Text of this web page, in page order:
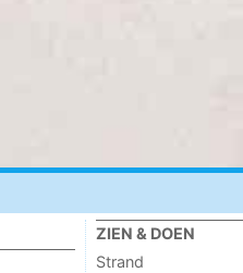
ZIEN & DOEN
Strand